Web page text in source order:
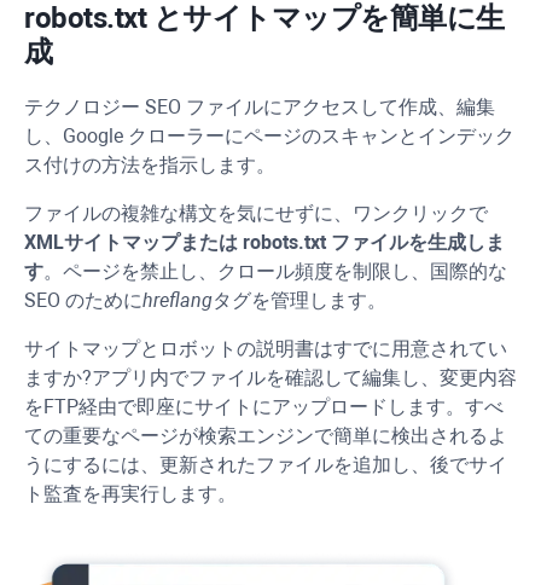
robots.txt とサイトマップを簡単に生
成
テクノロジー SEO ファイルにアクセスして作成、編集
し、Google クローラーにページのスキャンとインデック
ス付けの方法を指示します。
ファイルの複雑な構文を気にせずに、ワンクリックで
XMLサイトマップまたは robots.txt ファイルを生成しま
す。ページを禁止し、クロール頻度を制限し、国際的な
SEO のためにhreflangタグを管理します。
サイトマップとロボットの説明書はすでに用意されてい
ますか?アプリ内でファイルを確認して編集し、変更内容
をFTP経由で即座にサイトにアップロードします。すべ
ての重要なページが検索エンジンで簡単に検出されるよ
うにするには、更新されたファイルを追加し、後でサイ
ト監査を再実行します。